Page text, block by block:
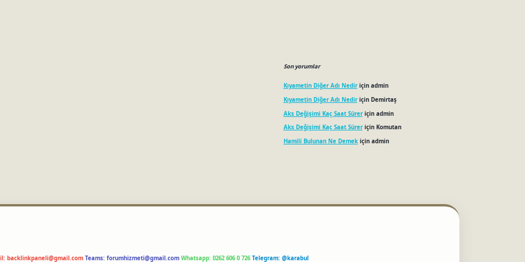
Son yorumlar
Kıyametin Diğer Adı Nediriçin admin
Kıyametin Diğer Adı Nediriçin Demirtaş
Aks Değişimi Kaç Saat Süreriçin admin
Aks Değişimi Kaç Saat Süreriçin Komutan
Hamili Bulunan Ne Demekiçin admin
backlinkpaneli@gmail.com Teams: forumhizmeti@gmail.com Whatsapp: 0262 606 0 726 Telegram: @karabul